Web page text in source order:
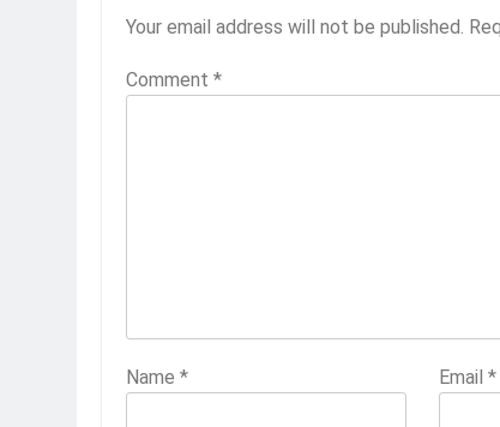
Your email address will not be published.
Comment *
Name * Email *